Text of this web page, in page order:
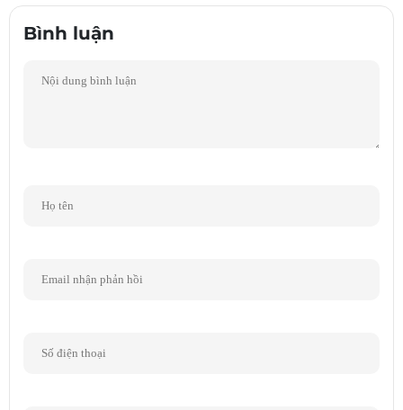
Bose Sport Earbuds kết nối với ứng dụng Bose Music miễn phí, cho
phép bạn đặt tên cho tai nghe của mình, đặt các nút điều khiển theo
bạn và hơn thế nữa. Đó cũng là cách bạn nhận được bản cập nhật phần
mềm với các tính năng mới mà chúng tôi đang phát triển. Hãy nhớ tải
Bình luận